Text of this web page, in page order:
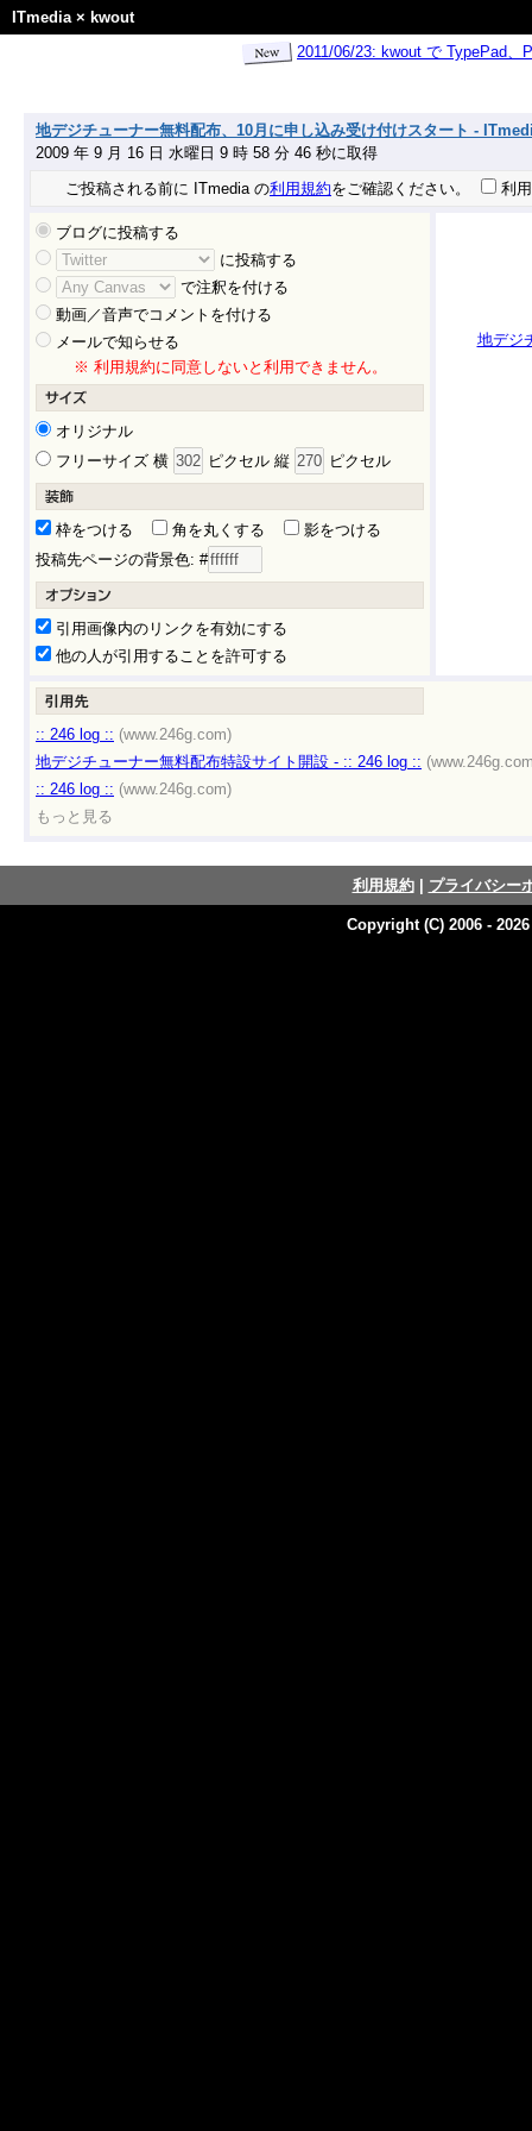
ITmedia× kwout
2011/06/23: kwout で TypePad
地デジチューナー無料配布、10月に申し込み受け付けスタート -
2009 年 9 月 16 日 水曜日 9 時 58 分 46 秒に取得
ご投稿される前に ITmedia の利用規約をご確認ください。 利
ブログに投稿する
に投稿する
で注釈を付ける
動画／音声でコメントを付ける
メールで知らせる
※ 利用規約に同意しないと利用できません。
オリジナル
フリーサイズ 横
ピクセル 縦 ピクセル
枠をつける 角を丸くする
影をつける
投稿先ページの背景色: #
引用画像内のリンクを有効にする
他の人が引用することを許可する
地デジ
:: 246 log :: (www.246g.com)
地デジチューナー無料配布特設サイト開設 - :: 246 log ::
:: 246 log :: (www.246g.com)
もっと見る
利用規約| プライバシー
Copyright (C) 2006 -